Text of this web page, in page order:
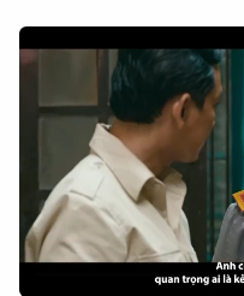
Infographic
Chuyên trangAn ninh thế giới
Chuyên đề